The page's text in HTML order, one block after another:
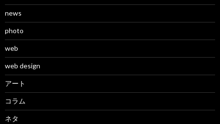
news
photo
web
web design
アート
コラム
ネタ